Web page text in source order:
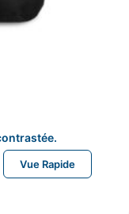
Ce
produit
Vue Rapide